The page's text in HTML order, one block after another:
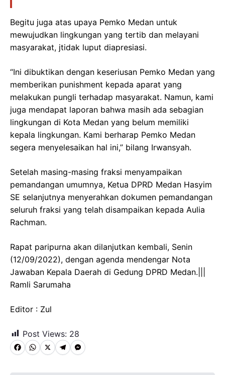
Begitu juga atas upaya Pemko Medan untuk
mewujudkan lingkungan yang tertib dan melayani
masyarakat, jtidak luput diapresiasi.
“Ini dibuktikan dengan keseriusan Pemko Medan yang
memberikan punishment kepada aparat yang
melakukan pungli terhadap masyarakat. Namun, kami
juga mendapat laporan bahwa masih ada sebagian
lingkungan di Kota Medan yang belum memiliki
kepala lingkungan. Kami berharap Pemko Medan
segera menyelesaikan hal ini,” bilang Irwansyah.
Setelah masing-masing fraksi menyampaikan
pemandangan umumnya, Ketua DPRD Medan Hasyim
SE selanjutnya menyerahkan dokumen pemandangan
seluruh fraksi yang telah disampaikan kepada Aulia
Rachman.
Rapat paripurna akan dilanjutkan kembali, Senin
(12/09/2022), dengan agenda mendengar Nota
Jawaban Kepala Daerah di Gedung DPRD Medan.|||
Ramli Sarumaha
Editor : Zul
Post Views: 28
F WX T M